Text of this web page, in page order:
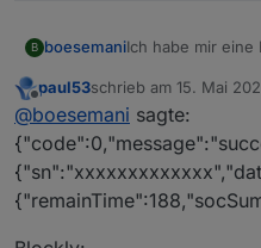
B boesemaniIch habe mir eine
möchte. Ich habe
bekommen.
Damit kann ich
(das würde mir
ausreichen) .
ich, um diese
Offline
paul53schrieb am 15. Mai
zuletzt editiert von
@boesemani sagte: